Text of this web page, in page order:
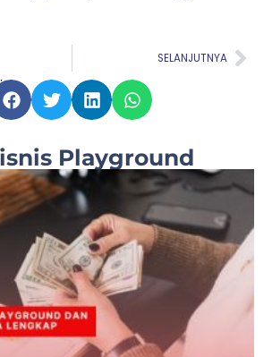
SELANJUTNYA
Playground